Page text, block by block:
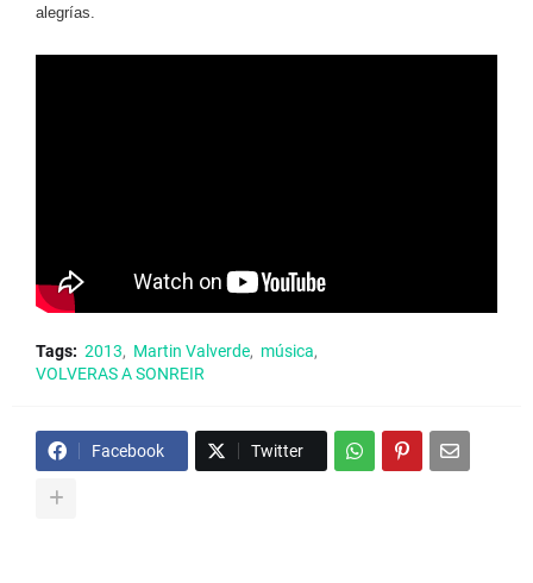
alegrías.
Tags: 2013 Martin Valverde
música
VOLVERAS A SONREIR
Facebook Twitter